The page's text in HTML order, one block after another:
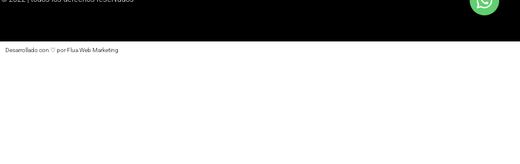
Desarrollado con ♡ por Flua Web Marketing